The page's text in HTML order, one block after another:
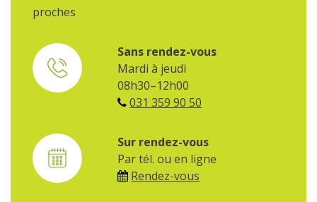
proches
Sans rendez-vous
Mardi à jeudi
08h30–12h00
031 359 90 50
Sur rendez-vous
Par tél. ou en ligne
Rendez-vous